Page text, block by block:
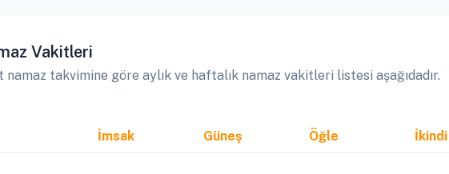
Vakitleri
takvimine göre aylık ve haftalık namaz vakitleri listesi aşağıdadır.
İmsak Güneş Öğle İkindi